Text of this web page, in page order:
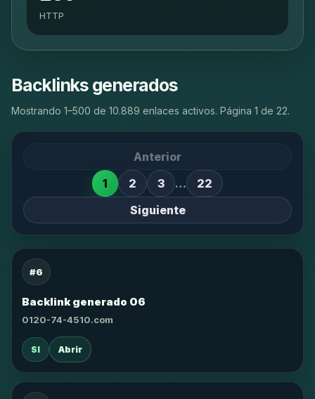
HTTP
Backlinks generados
Mostrando 1–500 de 10.889 enlaces activos. Página 1 de 22.
Anterior
1
2 3 …
22
Siguiente
#6
Backlink generado 06
0120-74-4510.com
SI Abrir